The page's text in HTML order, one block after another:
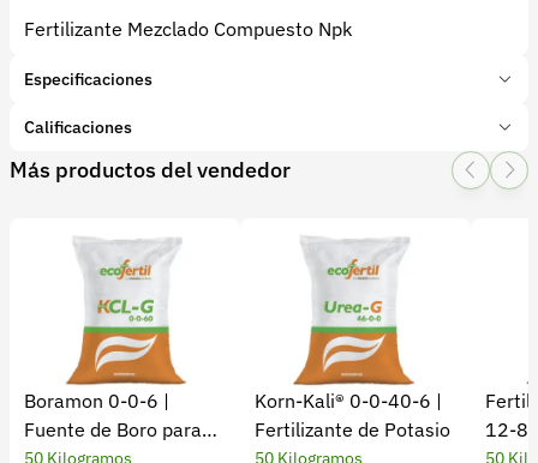
Fertilizante Mezclado Compuesto Npk
Especificaciones
Marca:
NUTRIMON
Tipo de producto: Insumo
Subcategoría:
Complejos NPK
Calificaciones
1 Star2 Star
3 Star4 Star
5 Star
0 calificaciones
5 Estrellas
4 Estrellas
0 %
3 Estrellas
0 %
2 Estrellas
Más productos del vendedor
Boramon 0-0-6 |
Fuente de Boro para
Cultivos
50 Kilogramos
Korn-Kali® 0-0-40-6 |
Fertilizante de Potasio
50 Kilogramos
12-
50